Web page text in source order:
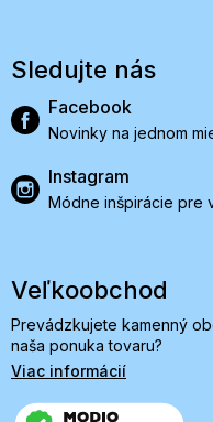
Sledujte nás
Facebook
Novinky na jednom
Instagram
Módne inšpirácie pre
Veľkoobchod
Prevádzkujete kamenný
naša ponuka tovaru?
Viac informácií